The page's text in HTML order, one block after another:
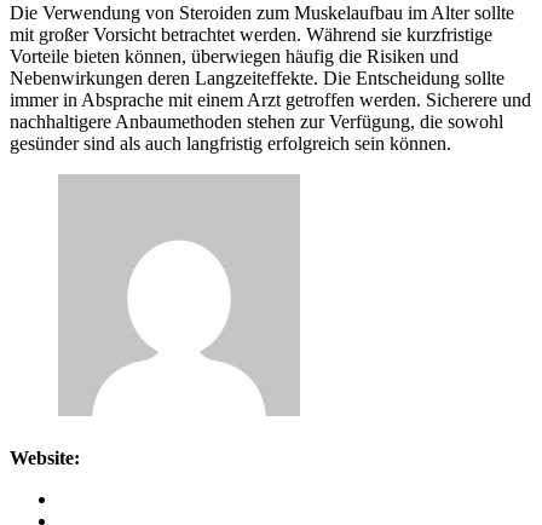
Die Verwendung von Steroiden zum Muskelaufbau im Alter sollte
mit großer Vorsicht betrachtet werden. Während sie kurzfristige
Vorteile bieten können, überwiegen häufig die Risiken und
Nebenwirkungen deren Langzeiteffekte. Die Entscheidung sollte
immer in Absprache mit einem Arzt getroffen werden. Sicherere und
nachhaltigere Anbaumethoden stehen zur Verfügung, die sowohl
gesünder sind als auch langfristig erfolgreich sein können.
Website: